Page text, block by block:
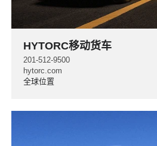
HYTORC移动货车
201-512-9500
hytorc.com
全球位置